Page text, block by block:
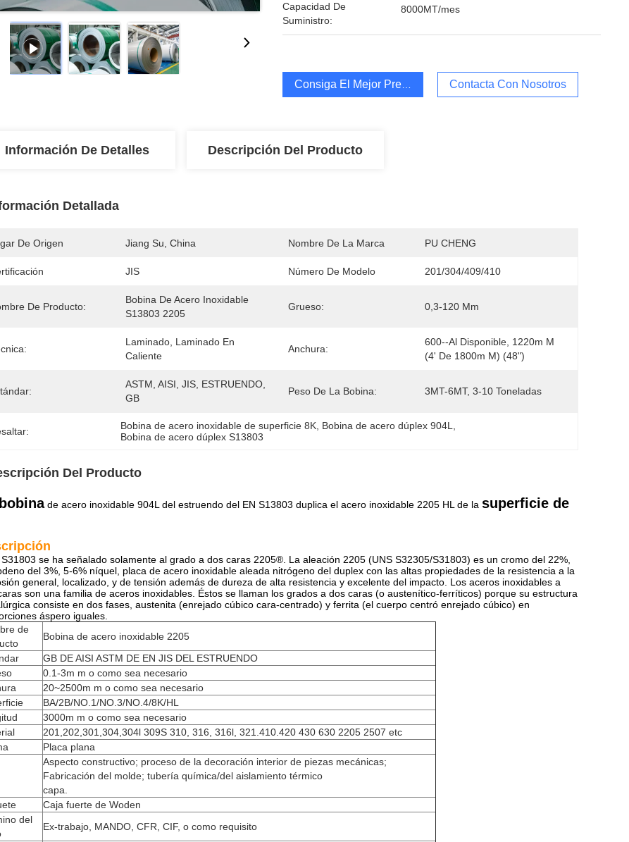
Capacidad De
Suministro:
8000MT/mes
Consiga El Mejor Precio Contacta Con Nosotros
Información De Detalles Descripción Del Producto
Detallada
De Origen Jiang Su, China Nombre De La Marca PU CHENG
JIS Número De Modelo 201/304/409/410
De Producto:
Bobina De Acero Inoxidable
S13803 2205
Grueso: 0,3-120 Mm
Laminado, Laminado En
Caliente
Anchura:
600--al Disponible, 1220m M
(4' De 1800m M) (48")
ASTM, AISI, JIS, ESTRUENDO,
GB
Peso De La Bobina: 3MT-6MT, 3-10 Toneladas
Bobina de acero inoxidable de superficie 8K Bobina de acero dúplex 904L
Bobina de acero dúplex S13803
Del Producto
de acero inoxidable 904L del estruendo del EN S13803 duplica el acero inoxidable 2205 HL de la superficie de
S31803 se ha señalado solamente al grado a dos caras 2205®. La aleación 2205 (UNS S32305/S31803) es un cromo del 22%,
del 3%, 5-6% níquel, placa de acero inoxidable aleada nitrógeno del duplex con las altas propiedades de la resistencia a la
general, localizado, y de tensión además de dureza de alta resistencia y excelente del impacto. Los aceros inoxidables a
son una familia de aceros inoxidables. Éstos se llaman los grados a dos caras (o austenítico-ferríticos) porque su estructura
consiste en dos fases, austenita (enrejado cúbico cara-centrado) y ferrita (el cuerpo centró enrejado cúbico) en
áspero iguales.
de
Bobina de acero inoxidable 2205
GB DE AISI ASTM DE EN JIS DEL ESTRUENDO
0.1-3m m o como sea necesario
20~2500m m o como sea necesario
BA/2B/NO.1/NO.3/NO.4/8K/HL
3000m m o como sea necesario
201,202,301,304,304l 309S 310, 316, 316l, 321.410.420 430 630 2205 2507 etc
Placa plana
Aspecto constructivo; proceso de la decoración interior de piezas mecánicas;
Fabricación del molde; tubería química/del aislamiento térmico
capa.
Caja fuerte de Woden
del
Ex-trabajo, MANDO, CFR, CIF, o como requisito